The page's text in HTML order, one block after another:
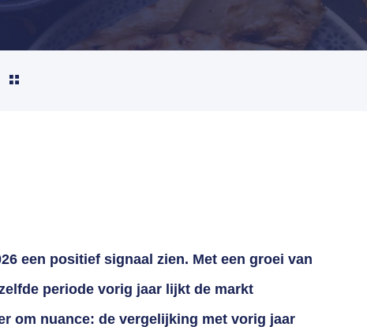
een positief signaal zien. Met een groei van
periode vorig jaar lijkt de markt
om nuance: de vergelijking met vorig jaar